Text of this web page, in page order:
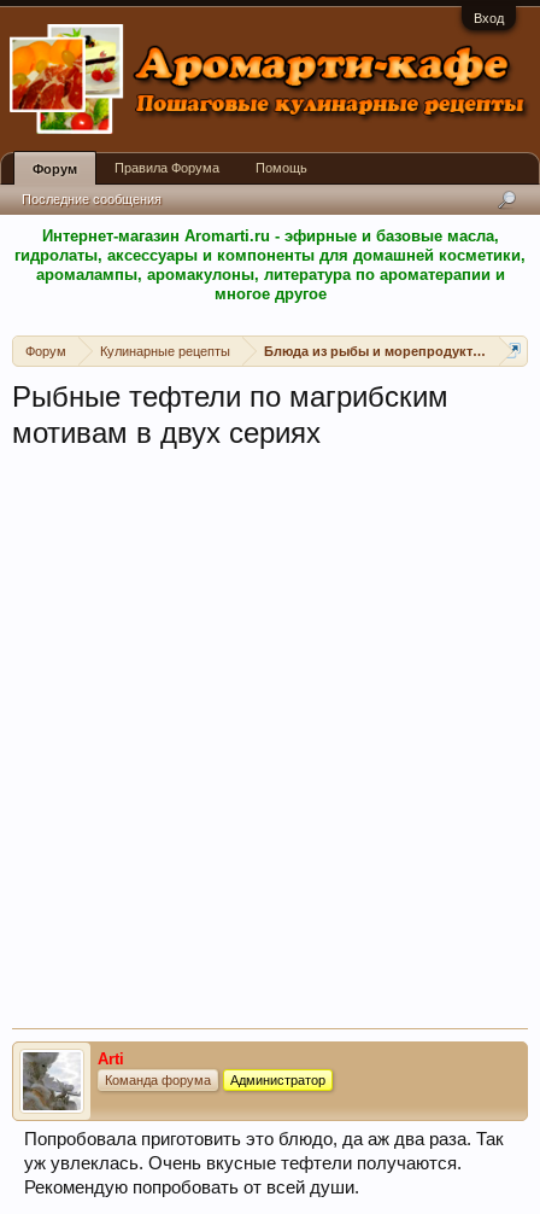
Вход
Интернет-магазин Aromarti.ru - эфирные и базовые масла,
гидролаты, аксессуары и компоненты для домашней косметики,
аромалампы, аромакулоны, литература по ароматерапии и
многое другое
Форум Кулинарные рецепты Блюда из рыбы и морепродуктов
Рыбные тефтели по магрибским
мотивам в двух сериях
Arti
Команда форума Администратор
Попробовала приготовить это блюдо, да аж два раза. Так
уж увлеклась. Очень вкусные тефтели получаются.
Рекомендую попробовать от всей души.
Форум
Последние сообщения
Правила Форума Помощь